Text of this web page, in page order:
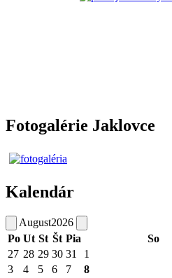
Fotogalérie Jaklovce
Kalendár
August2026
Po Ut St Št Pia So
27 28 29 30 31 1
3
4 5 6 7 8